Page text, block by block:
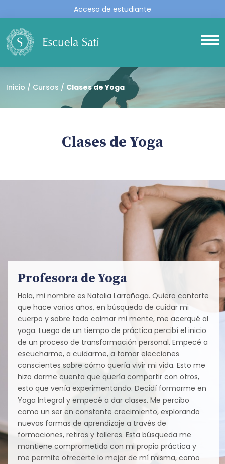
Acceso de estudiante
Inicio Cursos Clases de Yoga
Clases de Yoga
Profesora de Yoga
Hola, mi nombre es Natalia Larrañaga. Quiero contarte
que hace varios años, en búsqueda de cuidar mi
cuerpo y sobre todo calmar mi mente, me acerqué al
yoga. Luego de un tiempo de práctica percibí el inicio
de un proceso de transformación personal. Empecé a
escucharme, a cuidarme, a tomar elecciones
conscientes sobre cómo quería vivir mi vida. Esto me
hizo darme cuenta que quería compartir con otros,
esto que venía experimentando. Decidí formarme en
Yoga Integral y empecé a dar clases. Me percibo
como un ser en constante crecimiento, explorando
nuevas formas de aprendizaje a través de
formaciones, retiros y talleres. Esta búsqueda me
mantiene comprometida con mi propia práctica y
me permite ofrecerte lo mejor de mí misma, como